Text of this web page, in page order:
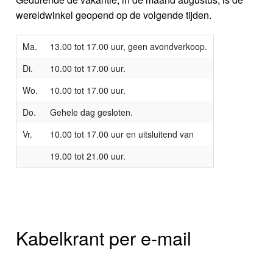
wereldwinkel geopend op de volgende tijden.
Ma.
13.00 tot 17.00 uur, geen avondverkoop.
Di.
10.00 tot 17.00 uur.
Wo.
10.00 tot 17.00 uur.
Do.
Gehele dag gesloten.
Vr.
10.00 tot 17.00 uur en uitsluitend van
19.00 tot 21.00 uur.
Kabelkrant per e-mail